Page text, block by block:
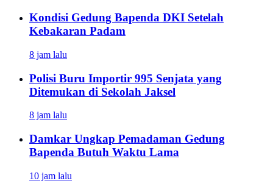
Kondisi Gedung Bapenda DKI Setelah
Kebakaran Padam
8 jam lalu
Polisi Buru Importir 995 Senjata yang
Ditemukan di Sekolah Jaksel
8 jam lalu
Damkar Ungkap Pemadaman Gedung
Bapenda Butuh Waktu Lama
10 jam lalu